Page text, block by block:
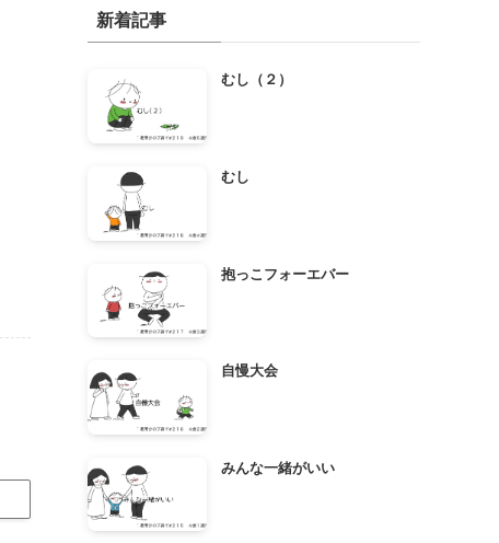
ブ新着記事
むし（２）
むし
抱っこフォーエバー
自慢大会
みんな一緒がいい